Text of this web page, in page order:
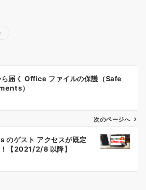
ら届く Office ファイルの保護（Safe
）
次のページへ
ゲスト アクセスが既定
【2021/2/8 以降】